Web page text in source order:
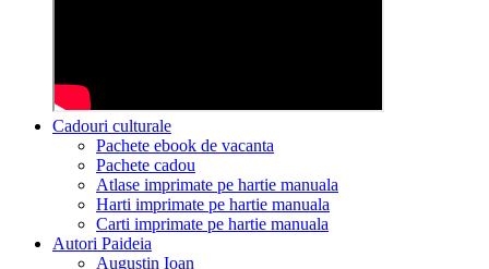
Cadouri culturale
Pachete ebook de vacanta
Pachete cadou
Atlase imprimate pe hartie manuala
Harti imprimate pe hartie manuala
Carti imprimate pe hartie manuala
Autori Paideia
Augustin Ioan